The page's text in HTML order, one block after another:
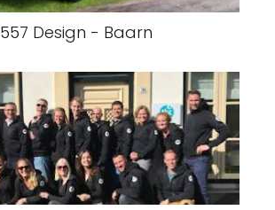
557 Design - Baarn